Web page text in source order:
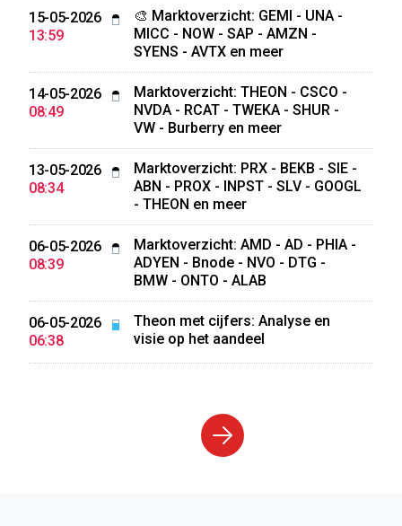
15-05-2026
13:59
🎨 Marktoverzicht: GEMI - UNA -
MICC - NOW - SAP - AMZN -
SYENS - AVTX en meer
14-05-2026
08:49
Marktoverzicht: THEON - CSCO -
NVDA - RCAT - TWEKA - SHUR -
VW - Burberry en meer
13-05-2026
08:34
Marktoverzicht: PRX - BEKB - SIE -
ABN - PROX - INPST - SLV - GOOGL
- THEON en meer
06-05-2026
08:39
Marktoverzicht: AMD - AD - PHIA -
ADYEN - Bnode - NVO - DTG -
BMW - ONTO - ALAB
06-05-2026
06:38
Theon met cijfers: Analyse en
visie op het aandeel